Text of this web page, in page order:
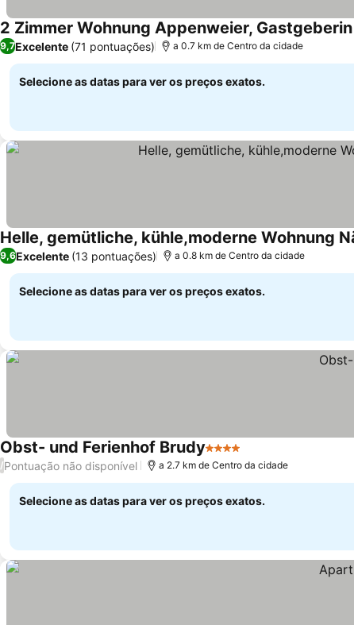
2 Zimmer Wohnung Appenweier,
9,7Excelente (71 pontuações) a 0.7 km de Centro da cidade
Selecione as datas para ver os preços exatos.
Helle, gemütliche, kühle,moderne Wohnung
9,6Excelente (13 pontuações) a 0.8 km de Centro da cidade
Selecione as datas para ver os preços exatos.
Obst- und Ferienhof Brudy4 Estrelas
/Pontuação não disponível a 2.7 km de Centro da cidade
Selecione as datas para ver os preços exatos.